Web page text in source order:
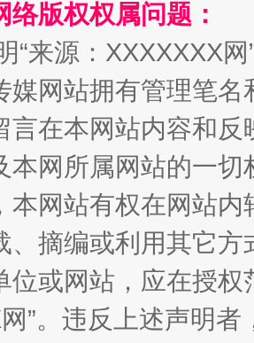
园优化重塑工作
络版权权属问题：
“来源：XXXXXXX
媒网站拥有管理笔
言在本网站内容和
本网所属网站的一
本网站有权在网站
、摘编或利用其它
位或网站，应在授
”。违反上述声明